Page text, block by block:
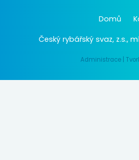
Domů
Český rybářský svaz, z.s.,
Administrace